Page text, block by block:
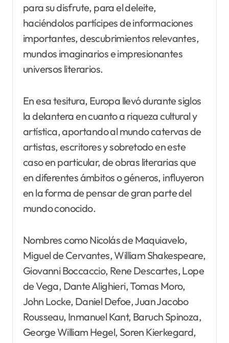
para su disfrute, para el deleite,
haciéndolos partícipes de informaciones
importantes, descubrimientos relevantes,
mundos imaginarios e impresionantes
universos literarios.
En esa tesitura, Europa llevó durante siglos
la delantera en cuanto a riqueza cultural y
artística, aportando al mundo catervas de
artistas, escritores y sobretodo en este
caso en particular, de obras literarias que
en diferentes ámbitos o géneros, influyeron
en la forma de pensar de gran parte del
mundo conocido.
Nombres como Nicolás de Maquiavelo,
Miguel de Cervantes, William Shakespeare,
Giovanni Boccaccio, Rene Descartes, Lope
de Vega, Dante Alighieri, Tomas Moro,
John Locke, Daniel Defoe, Juan Jacobo
Rousseau, Inmanuel Kant, Baruch Spinoza,
George William Hegel, Soren Kierkegard,